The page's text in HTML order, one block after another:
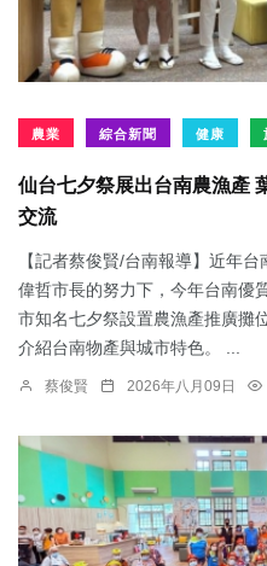
農業 綜合新聞 健康
仙台七夕祭展出台南農漁產
交流
【記者蔡俊賢/台南報導】近年
偉哲市長的努力下，今年台南優
市知名七夕祭設置農漁產推廣攤
介紹台南物產與城市特色。 ...
蔡俊賢 2026年八月09日